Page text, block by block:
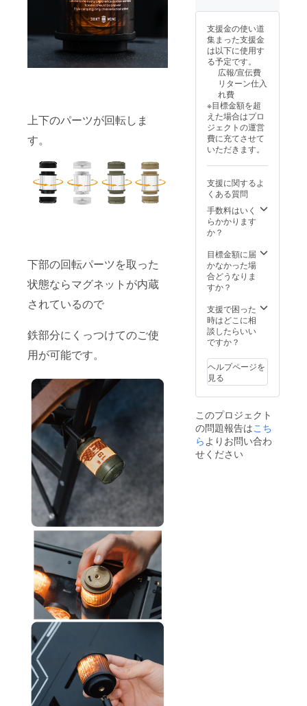
上下のパーツが回転しま
す。
下部の回転パーツを取った
状態ならマグネットが内蔵
されているので
鉄部分にくっつけてのご使
用が可能です。
る場合
ます。
※ 割引
率は一
般販売
予定価
格に送
む合計
金額に
対する
もので
す。 ※
適格請
行事業
者登録
番号：
なし
支援金の使い道
集まった支援金
は以下に使用す
る予定です。
広報/宣伝費
リターン仕入
れ費
※目標金額を超
えた場合はプロ
ジェクトの運営
費に充てさせて
いただきます。
支援に関するよ
くある質問
手数料はいく
らかかります
か？
目標金額に届
かなかった場
合どうなりま
すか？
支援で困った
時はどこに相
談したらいい
ですか？
ヘルプページを
見る
このプロジェクト
の問題報告はこち
らよりお問い合わ
せください